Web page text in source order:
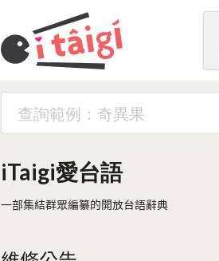
iTaigi愛台語
一部集結群眾編纂的開放台語辭典